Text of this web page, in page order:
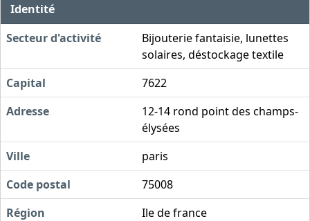
Identité
Secteur d'activité
Bijouterie fantaisie, lunettes
solaires, déstockage textile
Capital
7622
Adresse
12-14 rond point des champs-
élysées
Ville
paris
Code postal
75008
Région
Ile de france